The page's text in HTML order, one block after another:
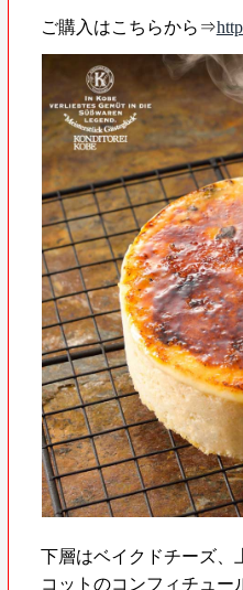
ご購入はこちらから⇒
下層はベイクドチーズ、
コットのコンフィチュー